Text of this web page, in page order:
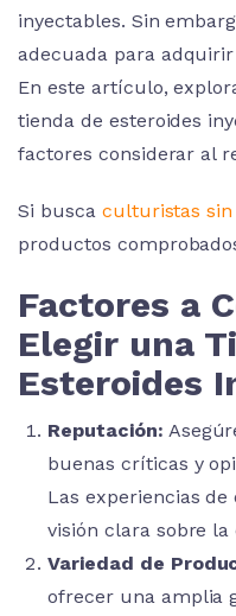
inyectables. Sin
adecuada para
En este artículo,
tienda de esteroides
factores considerar al
Si busca culturistas sin
productos
Factores a
Elegir una
Esteroides
Reputación:
buenas críticas y
Las experiencias
visión clara sobre
Variedad de
ofrecer una amplia